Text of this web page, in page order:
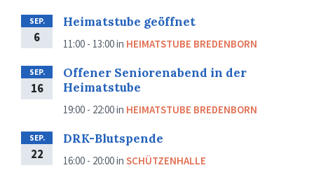
SEP.
6
Heimatstube geöffnet
11:00 - 13:00in HEIMATSTUBE BREDENBORN
SEP.
16
Offener Seniorenabend in der
Heimatstube
19:00 - 22:00in HEIMATSTUBE BREDENBORN
SEP.
22
DRK-Blutspende
16:00 - 20:00in SCHÜTZENHALLE